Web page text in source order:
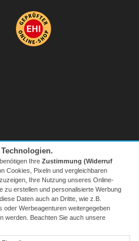
| twitter
Ihre Zustimmung (Widerruf
Cookies, Pixeln und vergleichbaren
Ihre Nutzung unseres Online-
zu erstellen und personalisierte Werbung
Daten auch an Dritte, wie z.B.
oder Werbeagenturen weitergegeben
werden. Beachten Sie auch unsere